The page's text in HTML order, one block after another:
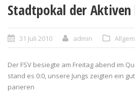
Stadtpokal der Aktiven
31 Juli 2010 admin
Der FSV besiegte am Freitag abend im
stand es 0:0, unsere Jungs zeigten ein
parieren